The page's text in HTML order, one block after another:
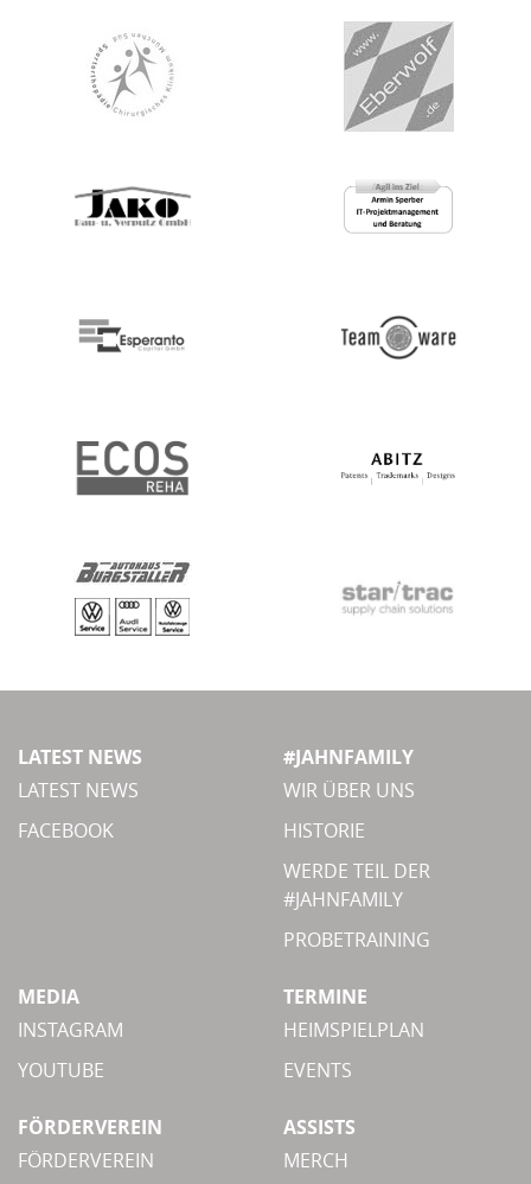
LATEST NEWS
LATEST NEWS
FACEBOOK
#JAHNFAMILY
WIR ÜBER UNS
HISTORIE
WERDE TEIL DER
#JAHNFAMILY
PROBETRAINING
MEDIA
INSTAGRAM
YOUTUBE
TERMINE
HEIMSPIELPLAN
EVENTS
FÖRDERVEREIN
FÖRDERVEREIN
ASSISTS
MERCH